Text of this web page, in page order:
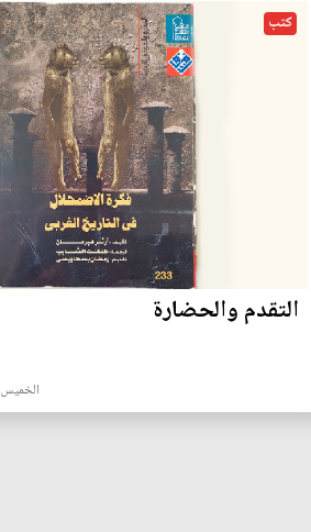
كتب
التقدم والحضارة
الخميس 23 تشرين الثاني 2023